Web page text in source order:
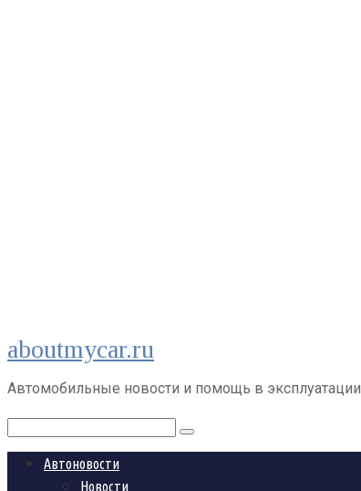
Перейти
к
контенту
aboutmycar.ru
Автомобильные новости и помощь в эксплуатации
Поиск:
Автоновости
Новости